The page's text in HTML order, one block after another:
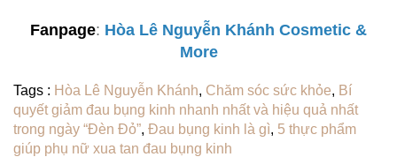
Fanpage: Hòa Lê Nguyễn Khánh Cosmetic &
More
Tags : Hòa Lê Nguyễn Khánh, Chăm sóc sức khỏe, Bí
quyết giảm đau bụng kinh nhanh nhất và hiệu quả nhất
trong ngày “Đèn Đỏ”, Đau bụng kinh là gì, 5 thực phẩm
giúp phụ nữ xua tan đau bụng kinh